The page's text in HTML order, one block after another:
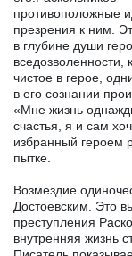
противоположные
презрения к ним.
в глубине души
вседозволенности,
чистое в герое,
в его сознании
«Мне жизнь
счастья, я и сам
избранный героем
пытке.
Возмездие
Достоевским. Это
преступления
внутренняя жизнь